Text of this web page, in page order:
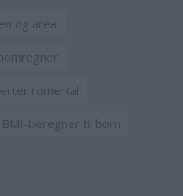
og areal
romertal
BMI-beregner til børn